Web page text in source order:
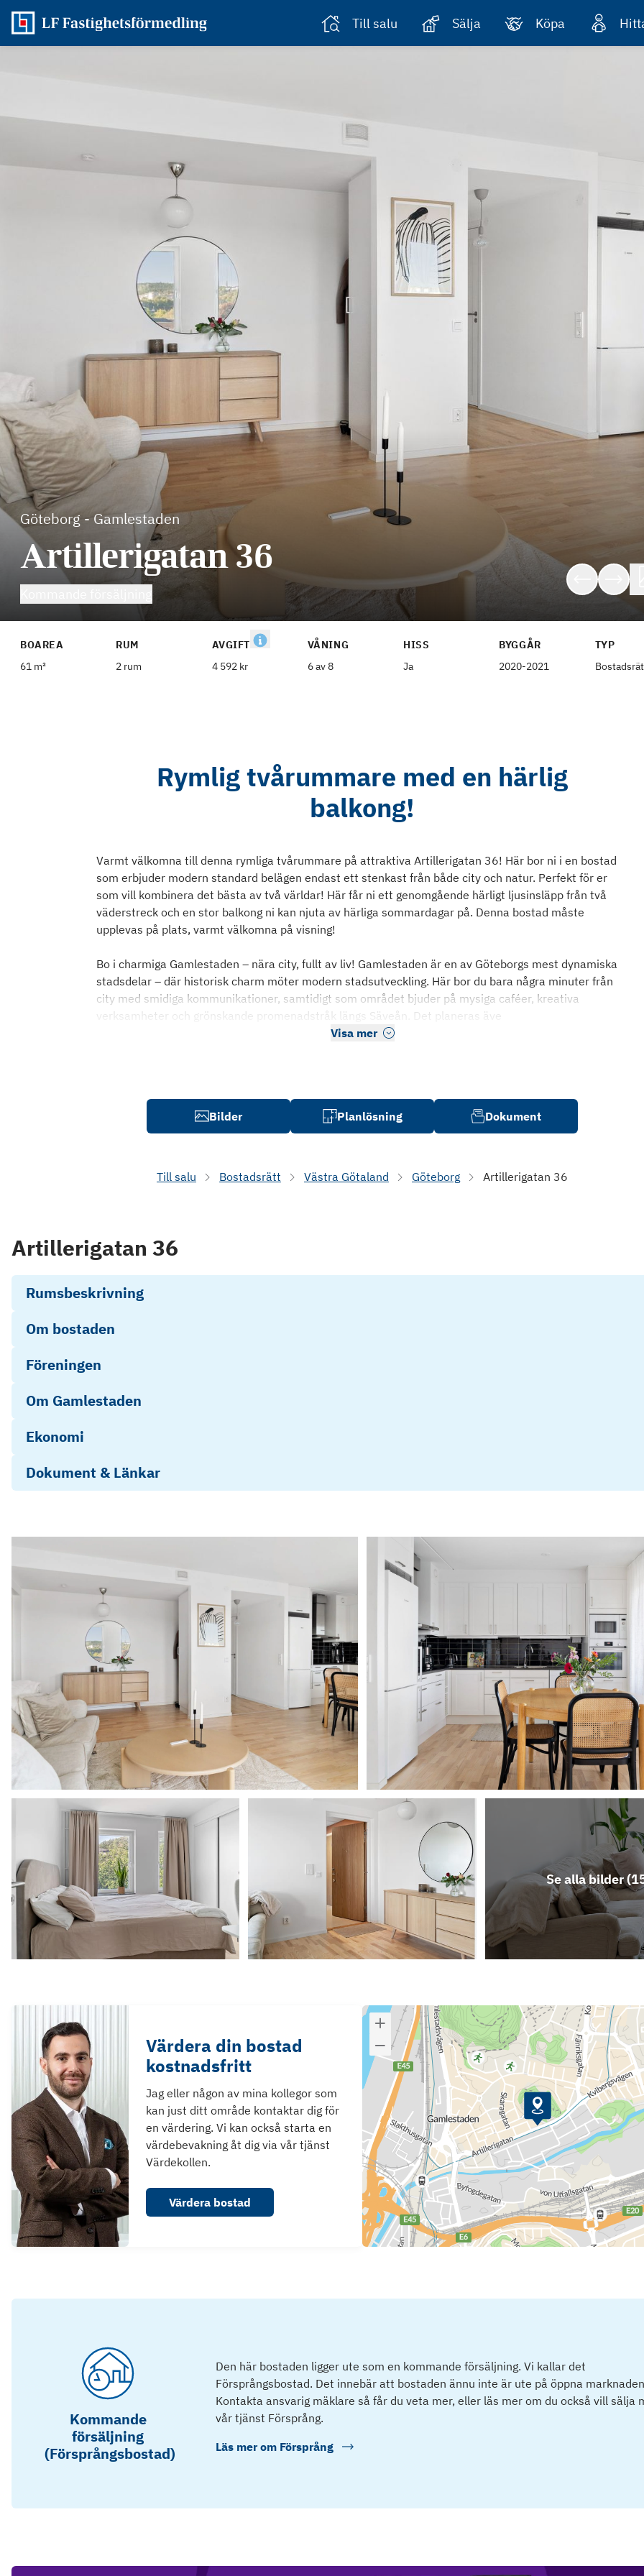
Till salu Sälja Köpa
Göteborg -Gamlestaden
Artillerigatan 36
BOAREA
61 m²
RUM
2 rum
AVGIFT
4 592 kr
VÅNING
6 av 8
HISS
Ja
BYGGÅR
2020-2021
TYP
Rymlig tvårummare med en härlig
balkong!
Varmt välkomna till denna rymliga tvårummare på attraktiva Artillerigatan 36! Här bor ni i en bostad
som erbjuder modern standard belägen endast ett stenkast från både city och natur. Perfekt för er
som vill kombinera det bästa av två världar! Här får ni ett genomgående härligt ljusinsläpp från två
väderstreck och en stor balkong ni kan njuta av härliga sommardagar på. Denna bostad måste
upplevas på plats, varmt välkomna på visning!
Bo i charmiga Gamlestaden – nära city, fullt av liv! Gamlestaden är en av Göteborgs mest dynamiska
stadsdelar – där historisk charm möter modern stadsutveckling. Här bor du bara några minuter från
city med smidiga kommunikationer, samtidigt som området bjuder på mysiga caféer, kreativa
verksamheter och grönskande promenadstråk längs Säveån. Det planeras äve
Visa mer
Bilder Planlösning Dokument
Till salu Bostadsrätt Västra Götaland Göteborg Artillerigatan 36
Artillerigatan 36
Rumsbeskrivning
Om bostaden
Föreningen
Om Gamlestaden
Ekonomi
Dokument & Länkar
Se alla bilder (
Värdera din bostad
kostnadsfritt
Jag eller någon av mina kollegor som
kan just ditt område kontaktar dig för
en värdering. Vi kan också starta en
värdebevakning åt dig via vår tjänst
Värdekollen.
Värdera bostad
Kommande
försäljning
(Försprångsbostad)
Den här bostaden ligger ute som en kommande försäljning. Vi kallar det
Försprångsbostad. Det innebär att bostaden ännu inte är ute på öppna
Kontakta ansvarig mäklare så får du veta mer, eller läs mer om du också vill sälja
vår tjänst Försprång.
Läs mer om Försprång